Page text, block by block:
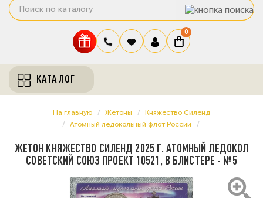
0
КАТАЛОГ
На главную Жетоны
Княжество Силенд
Атомный ледокольный флот России
ЖЕТОН КНЯЖЕСТВО СИЛЕНД 2025 Г. АТОМНЫЙ ЛЕДОКОЛ
СОВЕТСКИЙ СОЮЗ ПРОЕКТ 10521, В БЛИСТЕРЕ - №5